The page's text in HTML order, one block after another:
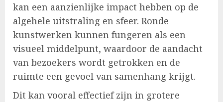
kan een aanzienlijke impact hebben op de
algehele uitstraling en sfeer. Ronde
kunstwerken kunnen fungeren als een
visueel middelpunt, waardoor de aandacht
van bezoekers wordt getrokken en de
ruimte een gevoel van samenhang krijgt.
Dit kan vooral effectief zijn in grotere